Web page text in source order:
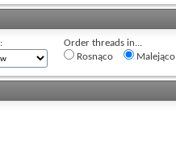
Order threads in...
Rosnąco
Malejąco